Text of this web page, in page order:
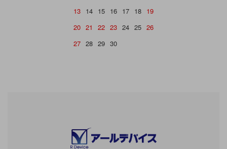
13 14 15 16 17 18 19
20 21 22 23 24 25 26
27 28 29 30